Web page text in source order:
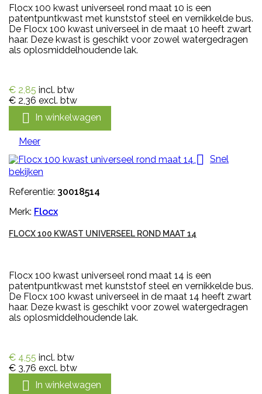
Flocx 100 kwast universeel rond maat 10 is een
patentpuntkwast met kunststof steel en vernikkelde bus.
De Flocx 100 kwast universeel in de maat 10 heeft zwart
haar. Deze kwast is geschikt voor zowel watergedragen
als oplosmiddelhoudende lak.
€ 2,85 incl. btw
€ 2,36 excl. btw
 In winkelwagen
Meer
 Snel
bekijken
Referentie: 30018514
Merk: Flocx
FLOCX 100 KWAST UNIVERSEEL ROND MAAT 14
Flocx 100 kwast universeel rond maat 14 is een
patentpuntkwast met kunststof steel en vernikkelde bus.
De Flocx 100 kwast universeel in de maat 14 heeft zwart
haar. Deze kwast is geschikt voor zowel watergedragen
als oplosmiddelhoudende lak.
€ 4,55 incl. btw
€ 3,76 excl. btw
 In winkelwagen